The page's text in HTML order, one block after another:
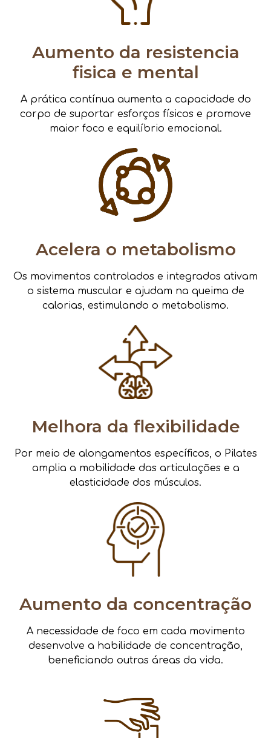
Aumento da resistencia
fisica e mental
A prática contínua aumenta a capacidade do
corpo de suportar esforços físicos e promove
maior foco e equilíbrio emocional.
Acelera o metabolismo
Os movimentos controlados e integrados ativam
o sistema muscular e ajudam na queima de
calorias, estimulando o metabolismo.
Melhora da flexibilidade
Por meio de alongamentos específicos, o Pilates
amplia a mobilidade das articulações e a
elasticidade dos músculos.
Aumento da concentração
A necessidade de foco em cada movimento
desenvolve a habilidade de concentração,
beneficiando outras áreas da vida.